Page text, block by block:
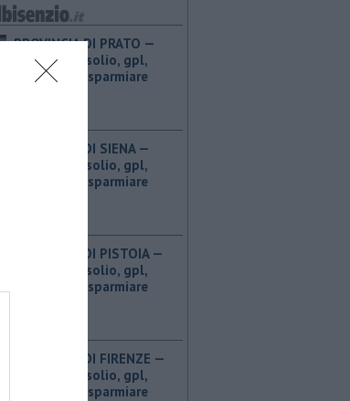
PROVINCIA DI PRATO — ​
Benzina, gasolio, gpl,
ecco dove risparmiare
PROVINCIA DI SIENA — ​
Benzina, gasolio, gpl,
ecco dove risparmiare
PROVINCIA DI PISTOIA — ​
Benzina, gasolio, gpl,
ecco dove risparmiare
PROVINCIA DI FIRENZE — ​
Benzina, gasolio, gpl,
ecco dove risparmiare